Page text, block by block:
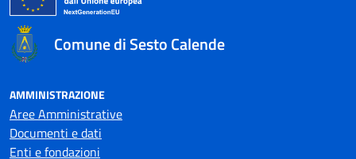
Comune di Sesto Calende
AMMINISTRAZIONE
Aree Amministrative
Documenti e dati
Enti e fondazioni